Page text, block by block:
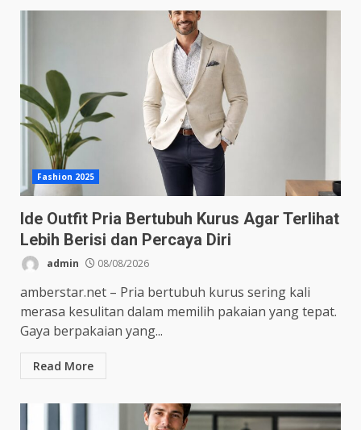
Fashion 2025
Ide Outfit Pria Bertubuh Kurus Agar Terlihat
Lebih Berisi dan Percaya Diri
admin 08/08/2026
amberstar.net – Pria bertubuh kurus sering kali
merasa kesulitan dalam memilih pakaian yang tepat.
Gaya berpakaian yang...
Read More